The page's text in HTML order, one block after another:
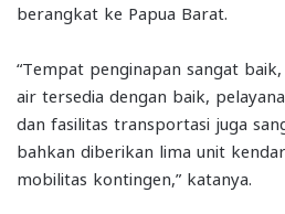
berangkat ke Papua Barat.
“Tempat penginapan sangat
air tersedia dengan baik,
dan fasilitas transportasi juga
bahkan diberikan lima unit
mobilitas kontingen,” katanya.